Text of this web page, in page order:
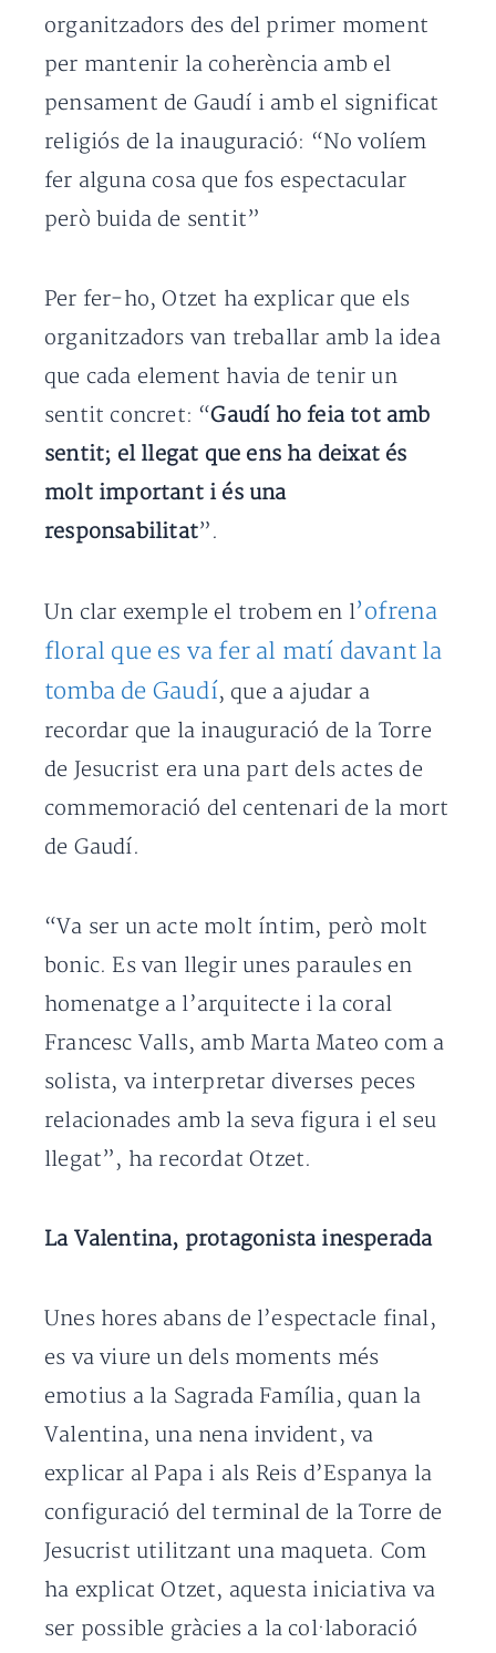
organitzadors des del primer moment
per mantenir la coherència amb el
pensament de Gaudí i amb el significat
religiós de la inauguració: “No volíem
fer alguna cosa que fos espectacular
però buida de sentit”
Per fer-ho, Otzet ha explicar que els
organitzadors van treballar amb la idea
que cada element havia de tenir un
sentit concret: “Gaudí ho feia tot amb
sentit; el llegat que ens ha deixat és
molt important i és una
responsabilitat”.
Un clar exemple el trobem en l’ofrena
floral que es va fer al matí davant la
tomba de Gaudí, que a ajudar a
recordar que la inauguració de la Torre
de Jesucrist era una part dels actes de
commemoració del centenari de la mort
de Gaudí.
“Va ser un acte molt íntim, però molt
bonic. Es van llegir unes paraules en
homenatge a l’arquitecte i la coral
Francesc Valls, amb Marta Mateo com a
solista, va interpretar diverses peces
relacionades amb la seva figura i el seu
llegat”, ha recordat Otzet.
La Valentina, protagonista inesperada
Unes hores abans de l’espectacle final,
es va viure un dels moments més
emotius a la Sagrada Família, quan la
Valentina, una nena invident, va
explicar al Papa i als Reis d’Espanya la
configuració del terminal de la Torre de
Jesucrist utilitzant una maqueta. Com
ha explicat Otzet, aquesta iniciativa va
ser possible gràcies a la col·laboració